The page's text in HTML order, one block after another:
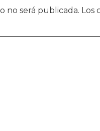
no será publicada. Los